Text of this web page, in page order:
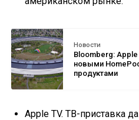
Новости
Bloomberg:
новыми
продуктами
Apple TV. ТВ-приставка